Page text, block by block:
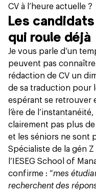
CV à l’heure actuelle ?
Les
qui roule déjà
Je vous parle d’un
peuvent pas
rédaction de CV un
de sa traduction pour
espérant se retrouver
l’ère de
clairement pas plus
et les séniors ne sont
Spécialiste de la gén
l’IESEG School of
confirme : “mes
recherchent des